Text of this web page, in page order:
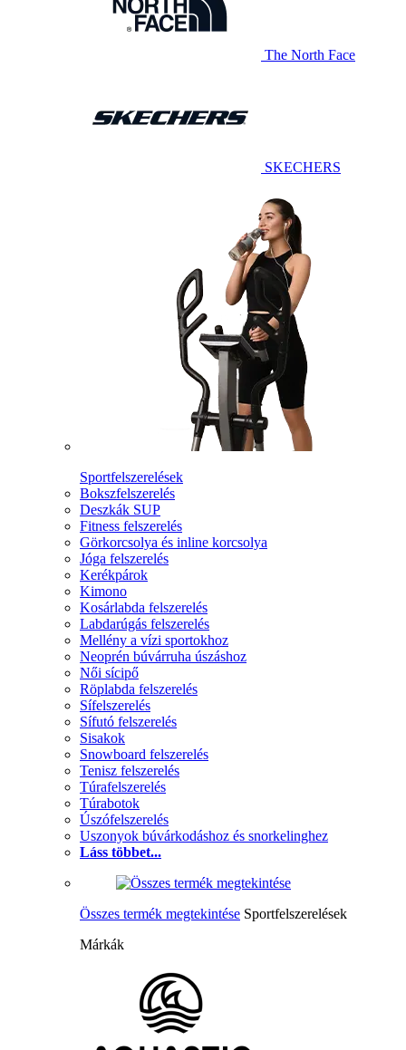
The North Face
SKECHERS
Sportfelszerelések
Bokszfelszerelés
Deszkák SUP
Fitness felszerelés
Görkorcsolya és inline korcsolya
Jóga felszerelés
Kerékpárok
Kimono
Kosárlabda felszerelés
Labdarúgás felszerelés
Mellény a vízi sportokhoz
Neoprén búvárruha úszáshoz
Női sícipő
Röplabda felszerelés
Sífelszerelés
Sífutó felszerelés
Sisakok
Snowboard felszerelés
Tenisz felszerelés
Túrafelszerelés
Túrabotok
Úszófelszerelés
Uszonyok búvárkodáshoz és snorkelinghez
Láss többet...
Összes termék megtekintése Sportfelszerelések
Márkák